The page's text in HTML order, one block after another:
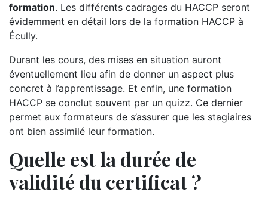
formation. Les différents cadrages du HACCP seront
évidemment en détail lors de la formation HACCP à
Écully.
Durant les cours, des mises en situation auront
éventuellement lieu afin de donner un aspect plus
concret à l’apprentissage. Et enfin, une formation
HACCP se conclut souvent par un quizz. Ce dernier
permet aux formateurs de s’assurer que les stagiaires
ont bien assimilé leur formation.
Quelle est la durée de
validité du certificat ?